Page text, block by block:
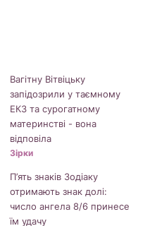
Вагітну Вітвіцьку
запідозрили у таємному
ЕКЗ та сурогатному
материнстві - вона
відповіла
Зірки
П’ять знаків Зодіаку
отримають знак долі:
число ангела 8/6 принесе
їм удачу